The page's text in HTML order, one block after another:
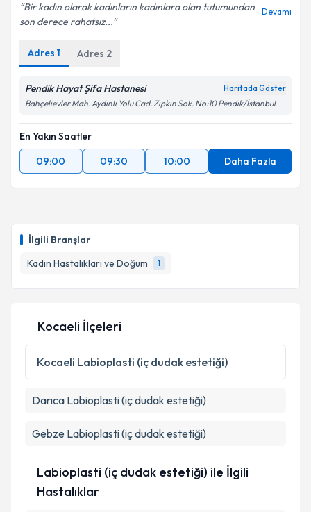
İlgili Branşlar
Kadın Hastalıkları ve Doğum
1
Bir kadın olarak kadınların kadınlara olan tutumundan
son derece rahatsız...
Devamı
Adres 1 Adres 2
Pendik Hayat Şifa Hastanesi Haritada Göster
Bahçelievler Mah. Aydınlı Yolu Cad. Zıpkın Sok. No:10 Pendik/İstanbul
En Yakın Saatler
09:00
09:30 10:00 Daha Fazla
Kocaeli İlçeleri
Kocaeli Labioplasti (iç dudak estetiği)
Darıca Labioplasti (iç dudak estetiği)
Gebze Labioplasti (iç dudak estetiği)
Labioplasti (iç dudak estetiği) ile İlgili
Hastalıklar